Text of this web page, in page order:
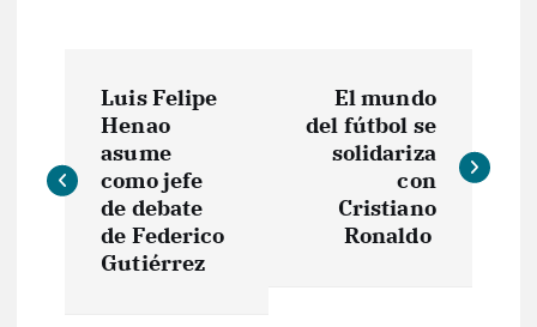
v
Luis Felipe
Henao
asume
como jefe
de debate
de Federico
Gutiérrez
El mundo
del fútbol se
solidariza
con
Cristiano
Ronaldo